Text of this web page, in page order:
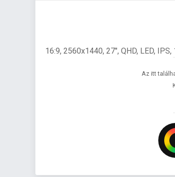
16:9, 2560x1440, 27", QHD, LED,
Az itt